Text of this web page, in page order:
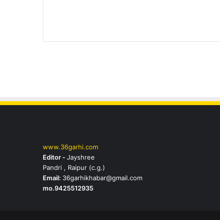
www.36garhi.com
Editor -Jayshree
Pandri , Raipur (c.g.)
Email: 36garhikhabar@gmail.com
mo.9425512935